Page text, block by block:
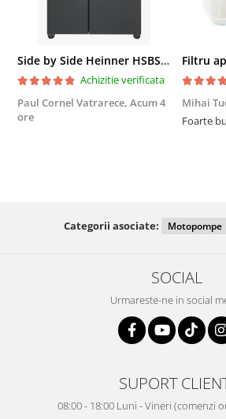
Side by Side Heinner HSBS-HM439NFINVDGWDE++, Total No Frost, Compresor Inverter, Dozator Apa, Display Touch LED, 439 L, Clasa E, Gri Antracit Texturat
Achizitie verificata
Paul Cornel Vatrarece, Acum 4
ore
Mihai
Foarte
Categorii asociate: Motopompe
SOCIAL
Urmareste-ne in social
SUPORT
08:00 - 18:00 Luni - Vineri (comenzi